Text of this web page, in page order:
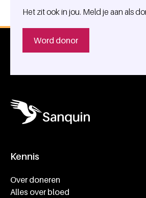
Het zit ook in jou. Meld je aan als
Word donor
Kennis
Over doneren
Alles over bloed